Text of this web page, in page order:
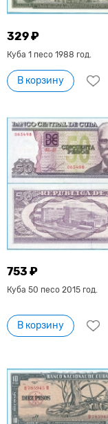
329 ₽
Куба 1 песо 1988 год.
В корзину
753 ₽
Куба 50 песо 2015 год.
В корзину